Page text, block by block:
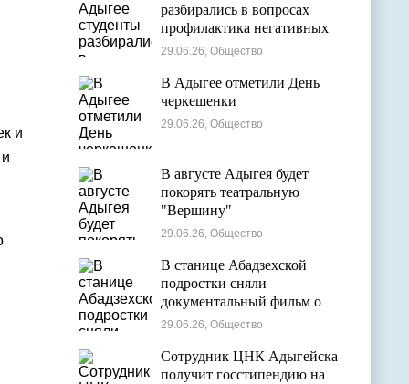
и
разбирались в вопросах
профилактика негативных
явлений в молодежной среде
29.06.26, Общество
В Адыгее отметили День
черкешенки
29.06.26, Общество
В августе Адыгея будет
покорять театральную
"Вершину"
29.06.26, Общество
В станице Абадзехской
подростки сняли
документальный фильм о
цирковой студии
29.06.26, Общество
Сотрудник ЦНК Адыгейска
получит госстипендию на